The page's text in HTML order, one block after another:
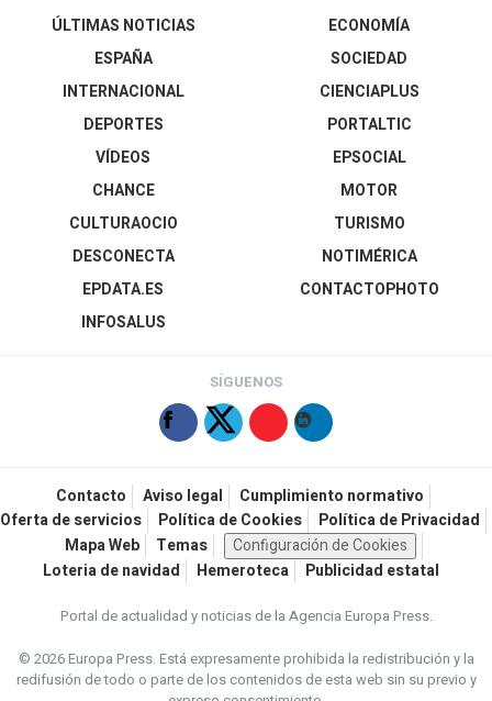
ÚLTIMAS NOTICIAS
ESPAÑA
INTERNACIONAL
DEPORTES
VÍDEOS
ECONOMÍA
SOCIEDAD
CIENCIAPLUS
PORTALTIC
EPSOCIAL
CHANCE
CULTURAOCIO
DESCONECTA
EPDATA.ES
INFOSALUS
MOTOR
TURISMO
NOTIMÉRICA
CONTACTOPHOTO
SÍGUENOS
Contacto Aviso legal
Cumplimiento normativo
Oferta de servicios
Política de Cookies
Política de Privacidad
Mapa Web
Temas
Configuración de Cookies
Loteria de navidad
Hemeroteca Publicidad estatal
Portal de actualidad y noticias de la Agencia Europa Press.
© 2026 Europa Press.Está expresamente prohibida la redistribución y la
redifusión de todo o parte de los contenidos de esta web sin su previo y